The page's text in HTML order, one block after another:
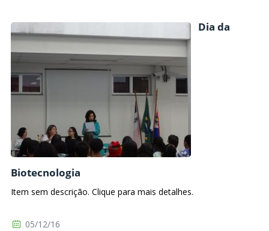
Dia da
Biotecnologia
Item sem descrição. Clique para mais detalhes.
05/12/16